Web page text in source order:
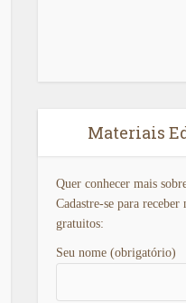
Materiais
Quer conhecer mais
Cadastre-se para receber
gratuitos:
Seu nome (obrigatório)